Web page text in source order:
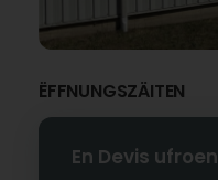
ËFFNUNGSZÄITEN
En Devis ufroen